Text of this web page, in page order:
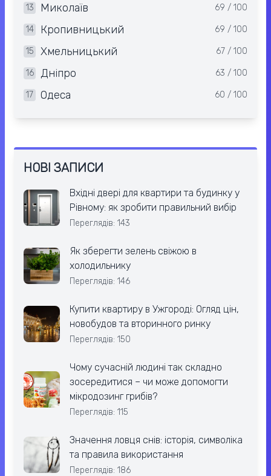
13 Миколаїв 69 / 100
14 Кропивницький 69 / 100
15 Хмельницький 67 / 100
16 Дніпро 63 / 100
17 Одеса 60 / 100
НОВІ ЗАПИСИ
Вхідні двері для квартири та будинку у
Рівному: як зробити правильний вибір
Переглядів: 143
Як зберегти зелень свіжою в
холодильнику
Переглядів: 146
Купити квартиру в Ужгороді: Огляд цін,
новобудов та вторинного ринку
Переглядів: 150
Чому сучасній людині так складно
зосередитися – чи може допомогти
мікродозинг грибів?
Переглядів: 115
Значення ловця снів: історія, символіка
та правила використання
Переглядів: 186